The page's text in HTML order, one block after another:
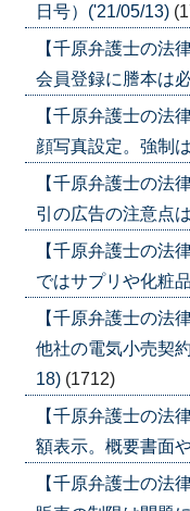
日号）('21/05/13)
【千原弁護士の
会員登録に謄本は
【千原弁護士の
顔写真設定。強制
【千原弁護士の
引の広告の注意点
【千原弁護士の
ではサプリや化粧
【千原弁護士の
他社の電気小売契
18) (1712)
【千原弁護士の
額表示。概要書面
【千原弁護士の